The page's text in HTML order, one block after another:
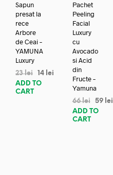
Sapun
presat la
rece
Arbore
de Ceai –
YAMUNA
Luxury
23lei 14 lei
ADD TO
CART
Pachet
Peeling
Facial
Luxury
cu
Avocado
si Acid
din
Fructe –
Yamuna
66lei 59 lei
ADD TO
CART